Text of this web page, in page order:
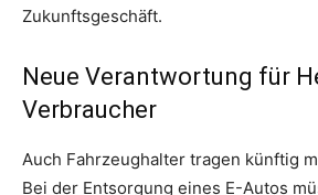
Zukunftsgeschäft.
Neue Verantwortung für
Verbraucher
Auch Fahrzeughalter tragen künftig
Bei der Entsorgung eines E-Autos